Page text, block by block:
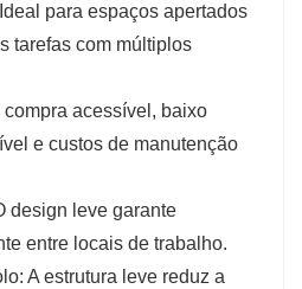
em seu país e
a cores personalizadas e
produtos.
para espaços apertados
tarefas com múltiplos
acessível, baixo
e custos de manutenção
design leve garante
entre locais de trabalho.
A estrutura leve reduz a